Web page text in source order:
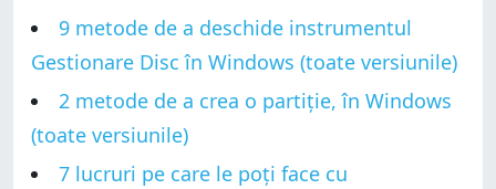
9 metode de a deschide instrumentul
Gestionare Disc în Windows (toate versiunile)
2 metode de a crea o partiție, în Windows
(toate versiunile)
7 lucruri pe care le poți face cu